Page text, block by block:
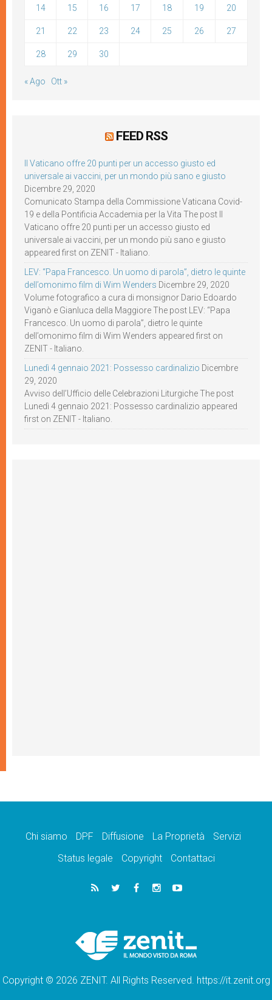
14 15 16 17 18 19 20
21 22 23 24 25 26 27
28 29 30
« Ago Ott »
FEED RSS
Il Vaticano offre 20 punti per un accesso giusto ed
universale ai vaccini, per un mondo più sano e giusto
Dicembre 29, 2020
Comunicato Stampa della Commissione Vaticana Covid-
19 e della Pontificia Accademia per la Vita The post Il
Vaticano offre 20 punti per un accesso giusto ed
universale ai vaccini, per un mondo più sano e giusto
appeared first on ZENIT - Italiano.
LEV: “Papa Francesco. Un uomo di parola”, dietro le quinte
dell’omonimo film di Wim Wenders Dicembre 29, 2020
Volume fotografico a cura di monsignor Dario Edoardo
Viganò e Gianluca della Maggiore The post LEV: “Papa
Francesco. Un uomo di parola”, dietro le quinte
dell’omonimo film di Wim Wenders appeared first on
ZENIT - Italiano.
Lunedì 4 gennaio 2021: Possesso cardinalizio Dicembre
29, 2020
Avviso dell’Ufficio delle Celebrazioni Liturgiche The post
Lunedì 4 gennaio 2021: Possesso cardinalizio appeared
first on ZENIT - Italiano.
Chi siamo DPF Diffusione La Proprietà
Servizi
Status legale
Copyright Contattaci
Copyright © 2026 ZENIT. All Rights Reserved. https://it.zenit.org